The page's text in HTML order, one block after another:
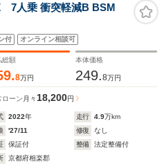
7人乗 衝突軽減B BSM
付 オンライン相談可
総額
8万円
本体価格
249.8万円
ローン 月々 18,200円
2022年 走行 4.9万km
'27/11 修復
なし
保証付 整備
法定整備付
京都府相楽郡